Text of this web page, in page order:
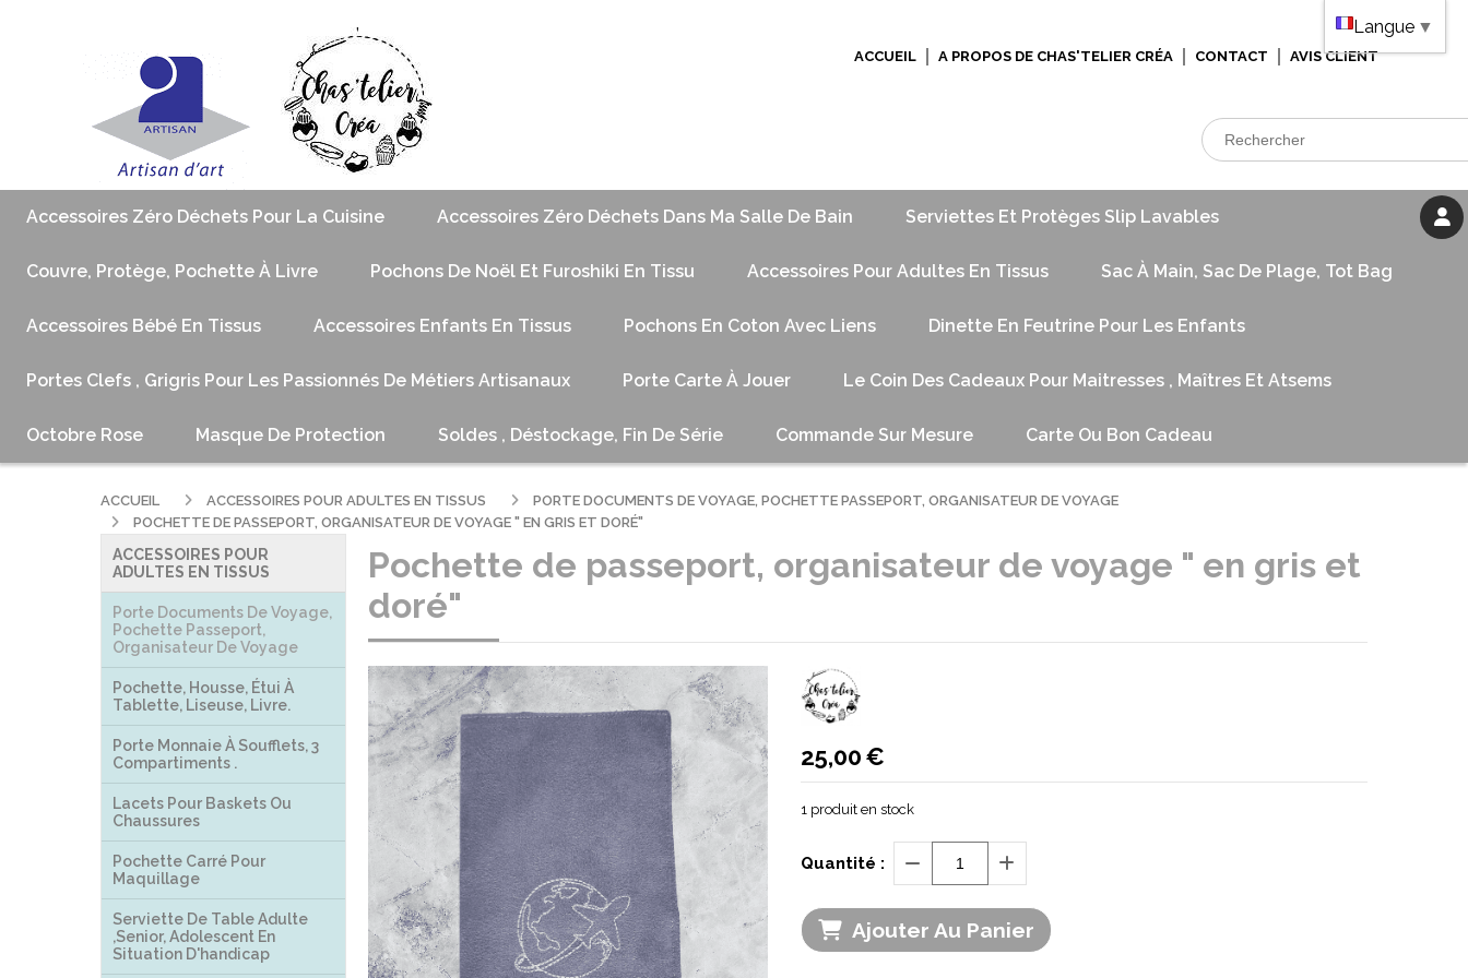
ACCUEIL A PROPOS DE CHAS'TELIER CRÉA CONTACT AVIS CLIENT
Accessoires Zéro Déchets Pour La Cuisine Accessoires Zéro Déchets Dans Ma Salle De Bain Serviettes Et Protèges Slip Lavables
Couvre, Protège, Pochette À Livre Pochons De Noël Et Furoshiki En Tissu Accessoires Pour Adultes En Tissus Sac À Main, Sac De Plage, Tot Bag
Accessoires Bébé En Tissus Accessoires Enfants En Tissus Pochons En Coton Avec Liens Dinette En Feutrine Pour Les Enfants
Portes Clefs , Grigris Pour Les Passionnés De Métiers Artisanaux Porte Carte À Jouer Le Coin Des Cadeaux Pour Maitresses , Maîtres Et Atsems
Octobre Rose Masque De Protection Soldes , Déstockage, Fin De Série Commande Sur Mesure Carte Ou Bon Cadeau
ACCESSOIRES POUR
ADULTES EN TISSUS
Porte Documents De Voyage,
Pochette Passeport,
Organisateur De Voyage
Pochette, Housse, Étui À
Tablette, Liseuse, Livre.
Porte Monnaie À Soufflets, 3
Compartiments .
Lacets Pour Baskets Ou
Chaussures
Pochette Carré Pour
Maquillage
Serviette De Table Adulte
,senior, Adolescent En
Situation D'handicap
ACCUEIL ACCESSOIRES POUR ADULTES EN TISSUS
PORTE DOCUMENTS DE VOYAGE, POCHETTE PASSEPORT, ORGANISATEUR DE VOYAGE
POCHETTE DE PASSEPORT, ORGANISATEUR DE VOYAGE " EN GRIS ET DORÉ"
Pochette de passeport, organisateur de voyage " en gris et
doré"
25,00€
1 produit en stock
Quantité :
Ajouter Au Panier
Langue ▼